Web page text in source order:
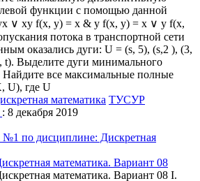
функции с помощью данной
∨ xy f(x, y) = x & y f(x, y) = x ∨ y f(x,
потока в транспортной сети
оказались дуги: U = (s, 5), (s,2 ), (3,
t). Выделите дуги минимального
Найдите все максимальные полные
U), где U
математика ТУСУР
: 8 декабря 2019
математика. Вариант 08
математика. Вариант 08 I.